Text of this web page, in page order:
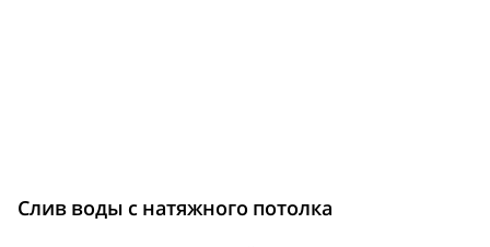
Слив воды с натяжного потолка